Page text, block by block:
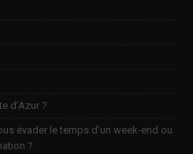
d’Azur ?
évader le temps d’un week-end ou
?